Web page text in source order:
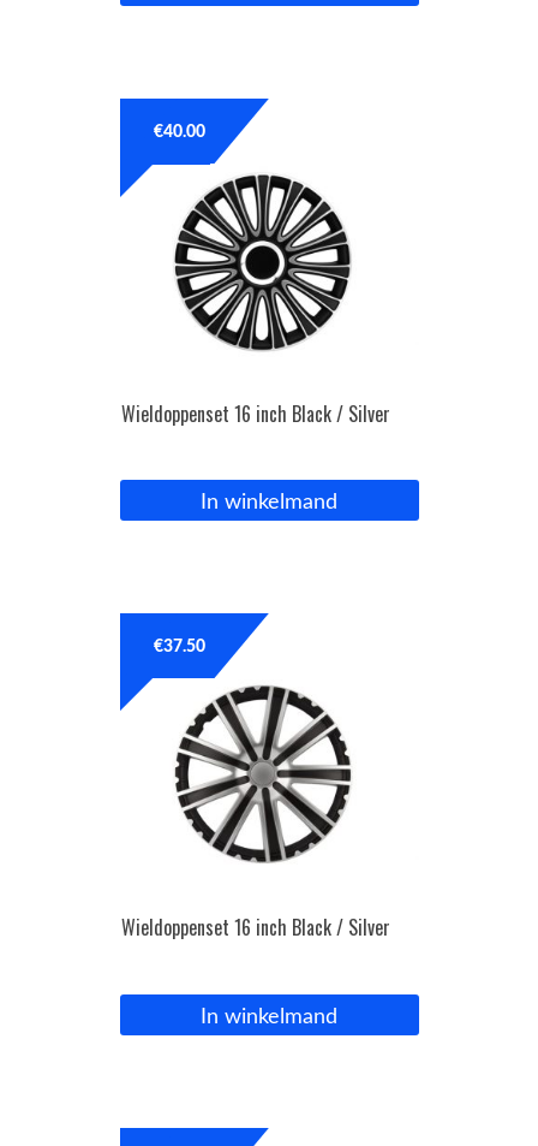
Wieldoppenset 16 inch Black / Silver
€40.00
In winkelmand
Wieldoppenset 16 inch Black / Silver
€37.50
In winkelmand